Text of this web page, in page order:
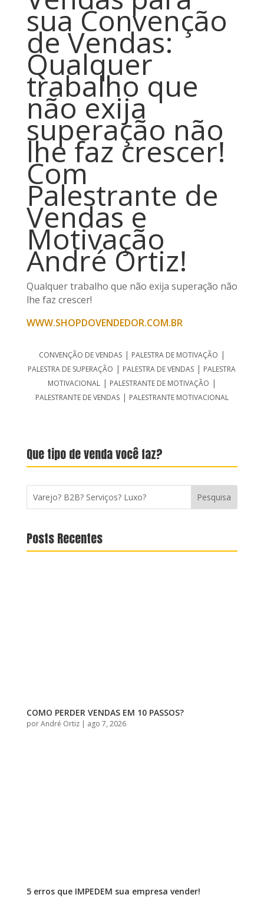
sua Convenção
de Vendas:
Qualquer
trabalho que
não exija
superação não
lhe faz crescer!
Com
Palestrante de
Vendas e
Motivação
André Ortiz!
Qualquer trabalho que não exija superação não
lhe faz crescer!
WWW.SHOPDOVENDEDOR.COM.BR
CONVENÇÃO DE VENDAS| PALESTRA DE MOTIVAÇÃO |
PALESTRA DE SUPERAÇÃO | PALESTRA DE VENDAS | PALESTRA
MOTIVACIONAL | PALESTRANTE DE MOTIVAÇÃO |
PALESTRANTE DE VENDAS| PALESTRANTE MOTIVACIONAL
Que tipo de venda você faz?
Posts Recentes
COMO PERDER VENDAS EM 10 PASSOS?
porAndré Ortiz| ago 7, 2026
5 erros que IMPEDEM sua empresa vender!